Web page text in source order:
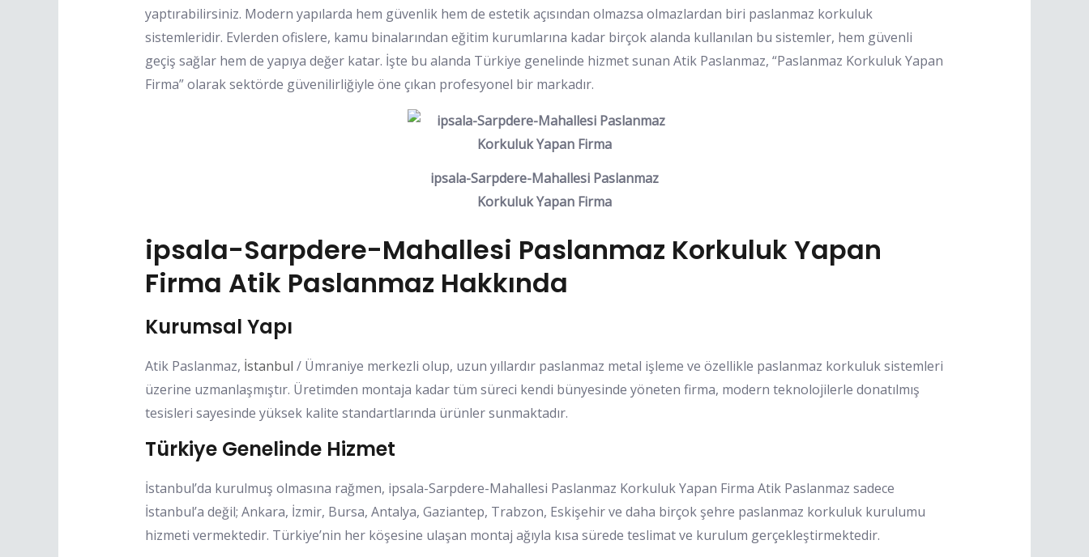
yaptırabilirsiniz. Modern yapılarda hem güvenlik hem de estetik açısından olmazsa olmazlardan biri paslanmaz korkuluk
sistemleridir. Evlerden ofislere, kamu binalarından eğitim kurumlarına kadar birçok alanda kullanılan bu sistemler, hem güvenli
geçiş sağlar hem de yapıya değer katar. İşte bu alanda Türkiye genelinde hizmet sunan Atik Paslanmaz, “Paslanmaz Korkuluk Yapan
Firma” olarak sektörde güvenilirliğiyle öne çıkan profesyonel bir markadır.
ipsala-Sarpdere-Mahallesi Paslanmaz
Korkuluk Yapan Firma
ipsala-Sarpdere-Mahallesi Paslanmaz Korkuluk Yapan
Firma Atik Paslanmaz Hakkında
Kurumsal Yapı
Atik Paslanmaz, İstanbul / Ümraniye merkezli olup, uzun yıllardır paslanmaz metal işleme ve özellikle paslanmaz korkuluk sistemleri
üzerine uzmanlaşmıştır. Üretimden montaja kadar tüm süreci kendi bünyesinde yöneten firma, modern teknolojilerle donatılmış
tesisleri sayesinde yüksek kalite standartlarında ürünler sunmaktadır.
Türkiye Genelinde Hizmet
İstanbul’da kurulmuş olmasına rağmen, ipsala-Sarpdere-Mahallesi Paslanmaz Korkuluk Yapan Firma Atik Paslanmaz sadece
İstanbul’a değil; Ankara, İzmir, Bursa, Antalya, Gaziantep, Trabzon, Eskişehir ve daha birçok şehre paslanmaz korkuluk kurulumu
hizmeti vermektedir. Türkiye’nin her köşesine ulaşan montaj ağıyla kısa sürede teslimat ve kurulum gerçekleştirmektedir.